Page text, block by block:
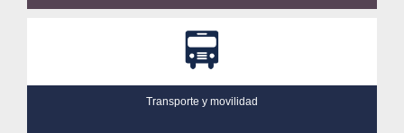
Transporte y movilidad